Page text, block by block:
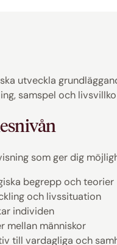
utveckla
samspel och
som ger dig
begrepp och teorier
och livssituation
individen
mellan människor
till vardagliga och